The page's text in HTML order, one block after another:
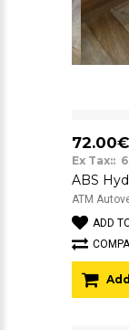
72.00€
Ex Tax::
ATM
ADD